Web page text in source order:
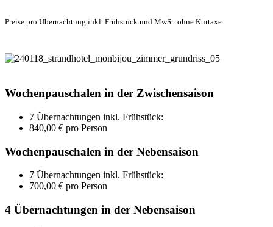
Preise pro Übernachtung inkl. Frühstück und MwSt. ohne Kurtaxe
Wochenpauschalen in der Zwischensaison
7 Übernachtungen inkl. Frühstück:
840,00 € pro Person
Wochenpauschalen in der Nebensaison
7 Übernachtungen inkl. Frühstück:
700,00 € pro Person
4 Übernachtungen in der Nebensaison